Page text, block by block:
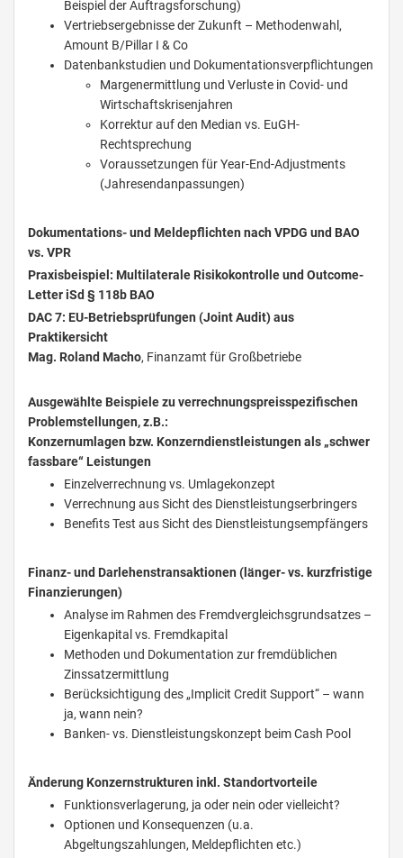
Beispiel der Auftragsforschung)
Vertriebsergebnisse der Zukunft – Methodenwahl,
Amount B/Pillar I & Co
Datenbankstudien und Dokumentationsverpflichtungen
Margenermittlung und Verluste in Covid- und
Wirtschaftskrisenjahren
Korrektur auf den Median vs. EuGH-
Rechtsprechung
Voraussetzungen für Year-End-Adjustments
(Jahresendanpassungen)
Dokumentations- und Meldepflichten nach VPDG und BAO
vs. VPR
Praxisbeispiel: Multilaterale Risikokontrolle und Outcome-
Letter iSd § 118b BAO
DAC 7: EU-Betriebsprüfungen (Joint Audit) aus
Praktikersicht
Mag. Roland Macho, Finanzamt für Großbetriebe
Ausgewählte Beispiele zu verrechnungspreisspezifischen
Problemstellungen, z.B.:
Konzernumlagen bzw. Konzerndienstleistungen als „schwer
fassbare“ Leistungen
Einzelverrechnung vs. Umlagekonzept
Verrechnung aus Sicht des Dienstleistungserbringers
Benefits Test aus Sicht des Dienstleistungsempfängers
Finanz- und Darlehenstransaktionen (länger- vs. kurzfristige
Finanzierungen)
Analyse im Rahmen des Fremdvergleichsgrundsatzes –
Eigenkapital vs. Fremdkapital
Methoden und Dokumentation zur fremdüblichen
Zinssatzermittlung
Berücksichtigung des „Implicit Credit Support“ – wann
ja, wann nein?
Banken- vs. Dienstleistungskonzept beim Cash Pool
Änderung Konzernstrukturen inkl. Standortvorteile
Funktionsverlagerung, ja oder nein oder vielleicht?
Optionen und Konsequenzen (u.a.
Abgeltungszahlungen, Meldepflichten etc.)